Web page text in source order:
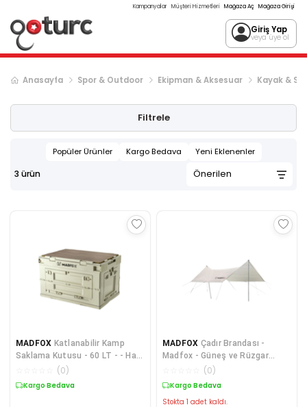
Kampanyalar Müşteri Hizmetleri Mağaza Aç Mağaza Girişi
Giriş Yap
veya üye ol
Anasayfa Spor & Outdoor Ekipman & Aksesuar Kayak &
Filtrele
Popüler Ürünler Kargo Bedava Yeni Eklenenler
3 ürün
MADFOX Katlanabilir Kamp
Saklama Kutusu - 60 LT - - Haki
(0)
Kargo Bedava
MADFOX Çadır Brandası -
Madfox - Güneş ve Rüzgar
Koruma - OEM Kanvas Tarp 4*3
(0)
Kargo Bedava
Stokta 1 adet kaldı.